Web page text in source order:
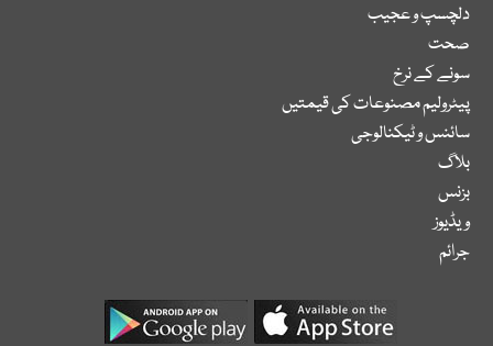
دلچسپ و عجیب
صحت
سونے کے نرخ
پیٹرولیم مصنوعات کی قیمتیں
سائنس و ٹیکنالوجی
بلاگ
بزنس
ویڈیوز
جرائم